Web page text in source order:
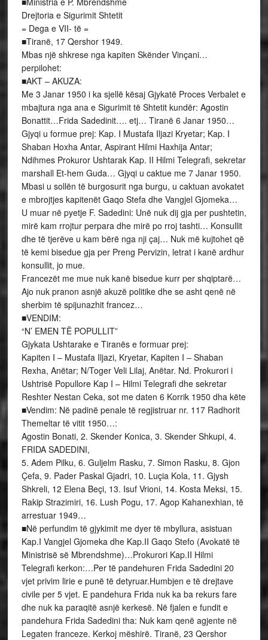
Drejtoria e Sigurimit Shtetit
= Dega e VII- të =
■Tiranë, 17 Qershor 1949.
Mbas një shkrese nga kapiten Skënder Vinçani…
perpilohet:
■AKT – AKUZA:
Me 3 Janar 1950 i ka sjellë kësaj Gjykatë Proces Verbalet e
mbajtura nga ana e Sigurimit të Shtetit kundër: Agostin
Bonattit…Frida Sadedinit…. etj… Tiranë 6 Janar 1950…
Gjyqi u formue prej: Kap. I Mustafa Iljazi Kryetar; Kap. I
Shaban Hoxha Antar, Aspirant Hilmi Haxhija Antar;
Ndihmes Prokuror Ushtarak Kap. II Hilmi Telegrafi, sekretar
marshall Et-hem Guda… Gjyqi u caktue me 7 Janar 1950.
Mbasi u sollën të burgosurit nga burgu, u caktuan avokatet
e mbrojtjes kapitenët Gaqo Stefa dhe Vangjel Gjomeka…
U muar në pyetje F. Sadedini: Unë nuk dij gja per pushtetin,
mirë kam rrojtur perpara dhe mirë po rroj tashti… Konsullit
dhe të tjerëve u kam bërë nga nji çaj… Nuk më kujtohet që
të kemi bisedue gja per Preng Pervizin, letrat i kanë ardhur
konsullit, jo mue.
Francezët me mue nuk kanë bisedue kurr per shqiptarë…
Ajo nuk pranon asnjë akuzë politike dhe se asht qenë në
sherbim të spijunazhit francez…
■VENDIM:
“N’ EMEN TË POPULLIT”
Gjykata Ushtarake e Tiranës e formuar prej:
Kapiten I – Mustafa Iljazi, Kryetar, Kapiten I – Shaban
Rexha, Anëtar; N/Toger Veli Lilaj, Anëtar. Nd. Prokurori i
Ushtrisë Popullore Kap I – Hilmi Telegrafi dhe sekretar
Reshter Nestan Ceka, sot me daten 6 Korrik 1950 dha këte
■Vendim: Në padinë penale të regjistruar nr. 117 Radhorit
Themeltar të vitit 1950…:
Agostin Bonati, 2. Skender Konica, 3. Skender Shkupi, 4.
FRIDA SADEDINI,
5. Adem Pilku, 6. Guljelm Rasku, 7. Simon Rasku, 8. Gjon
Çefa, 9. Pader Paskal Gjadri, 10. Luçia Kola, 11. Gjysh
Shkreli, 12 Elena Beçi, 13. Isuf Vrioni, 14. Kosta Meksi, 15.
Rakip Strazimiri, 16. Lush Pogu, 17. Agop Kahanexhian, të
arrestuar 1949…
■Në perfundim të gjykimit me dyer të mbyllura, asistuan
Kap.I Vangjel Gjomeka dhe Kap.II Gaqo Stefo (Avokatë të
Ministrisë së Mbrendshme)…Prokurori Kap.II Hilmi
Telegrafi kerkon:…Per të pandehuren Frida Sadedini 20
vjet privim lirie e punë të detyruar.Humbjen e të drejtave
civile per 5 vjet. E pandehura Frida nuk ka ba rekurs fare
dhe nuk ka paraqitë asnjë kerkesë. Në fjalen e fundit e
pandehura Frida Sadedini tha: Nuk kam qenë agjente në
Legaten franceze. Kerkoj mëshirë. Tiranë, 23 Qershor